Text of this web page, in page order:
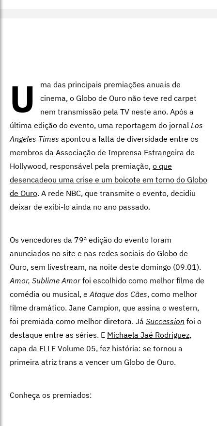
U
ma das principais premiações anuais de
cinema, o Globo de Ouro não teve red carpet
nem transmissão pela TV neste ano. Após a
última edição do evento, uma reportagem do jornal Los
Angeles Times apontou a falta de diversidade entre os
membros da Associação de Imprensa Estrangeira de
Hollywood, responsável pela premiação, o que
desencadeou uma crise e um boicote em torno do Globo
de Ouro. A rede NBC, que transmite o evento, decidiu
deixar de exibi-lo ainda no ano passado.
Os vencedores da 79ª edição do evento foram
anunciados no site e nas redes sociais do Globo de
Ouro, sem livestream, na noite deste domingo (09.01).
Amor, Sublime Amor foi escolhido como melhor filme de
comédia ou musical, e Ataque dos Cães, como melhor
filme dramático. Jane Campion, que assina o western,
foi premiada como melhor diretora. Já Succession foi o
destaque entre as séries. E Michaela Jaé Rodriguez,
capa da ELLE Volume 05, fez história: se tornou a
primeira atriz trans a vencer um Globo de Ouro.
Conheça os premiados: